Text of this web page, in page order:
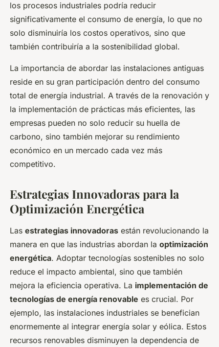
los procesos industriales podría reducir
significativamente el consumo de energía, lo que no
solo disminuiría los costos operativos, sino que
también contribuiría a la sostenibilidad global.
La importancia de abordar las instalaciones antiguas
reside en su gran participación dentro del consumo
total de energía industrial. A través de la renovación y
la implementación de prácticas más eficientes, las
empresas pueden no solo reducir su huella de
carbono, sino también mejorar su rendimiento
económico en un mercado cada vez más
competitivo.
Estrategias Innovadoras para la
Optimización Energética
Las estrategias innovadoras están revolucionando la
manera en que las industrias abordan la optimización
energética. Adoptar tecnologías sostenibles no solo
reduce el impacto ambiental, sino que también
mejora la eficiencia operativa. La implementación de
tecnologías de energía renovable es crucial. Por
ejemplo, las instalaciones industriales se benefician
enormemente al integrar energía solar y eólica. Estos
recursos renovables disminuyen la dependencia de